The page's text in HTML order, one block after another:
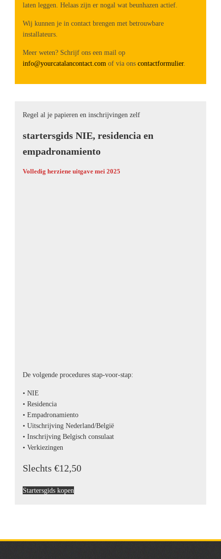
laten leggen. Helaas zijn er nogal wat beunhazen actief.
Wij kunnen je in contact brengen met betrouwbare
installateurs.
Meer weten? Schrijf ons een mail op
info@yourcatalancontact.com of via ons contactformulier.
Regel al je papieren en inschrijvingen zelf
startersgids NIE, residencia en
empadronamiento
Volledig herziene uitgave mei 2025
De volgende procedures stap-voor-stap:
• NIE
• Residencia
• Empadronamiento
• Uitschrijving Nederland/België
• Inschrijving Belgisch consulaat
• Verkiezingen
Slechts €12,50
Startersgids kopen